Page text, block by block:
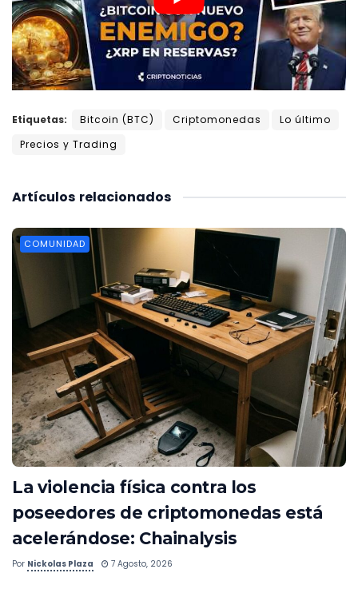
Etiquetas: Bitcoin (BTC) Criptomonedas
Lo último
Precios y Trading
relacionados
Artículos
COMUNIDAD
La violencia física contra los
poseedores de criptomonedas está
acelerándose: Chainalysis
Por Nickolas Plaza 7 Agosto, 2026